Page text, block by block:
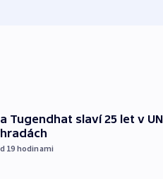
Tugendhat slaví 25 let v
19 hodinami